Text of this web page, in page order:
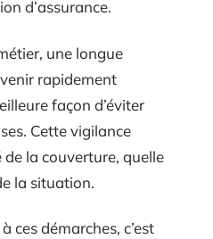
d’assurance.
une longue
rapidement
façon d’éviter
Cette vigilance
la couverture, quelle
la situation.
ces démarches, c’est